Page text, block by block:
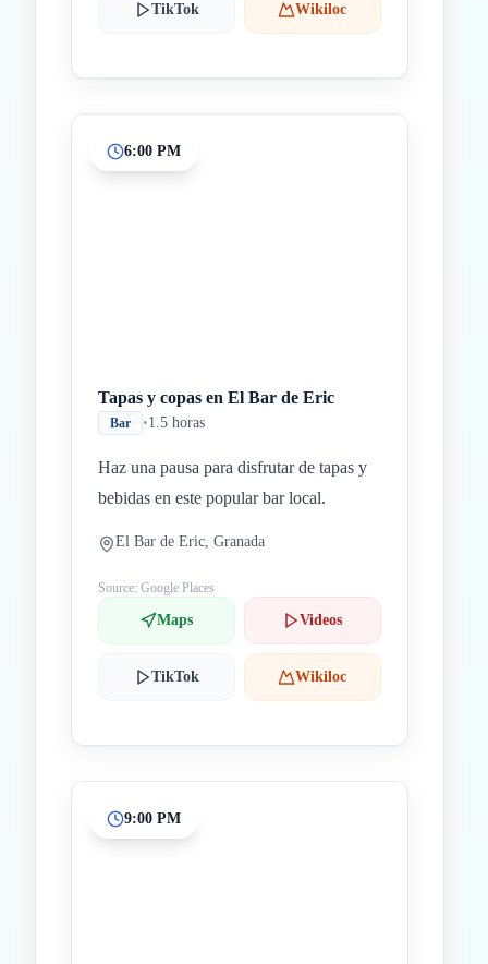
TikTok Wikiloc
6:00 PM
Tapas y copas en El Bar de Eric
Bar •1.5 horas
Haz una pausa para disfrutar de tapas y
bebidas en este popular bar local.
El Bar de Eric, Granada
Source: Google Places
Maps Videos
TikTok Wikiloc
9:00 PM